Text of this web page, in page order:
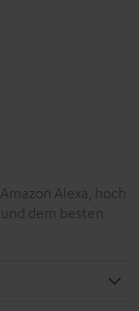
Alexa, hoch
dem besten